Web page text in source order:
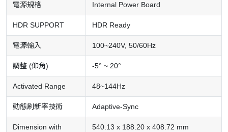
電源規格 Internal Power Board
HDR SUPPORT HDR Ready
電源輸入 100~240V, 50/60Hz
調整 (仰角) -5° ~ 20°
Activated Range 48~144Hz
動態刷新率技術 Adaptive-Sync
Dimension with
540.13 x 188.20 x 408.72 mm